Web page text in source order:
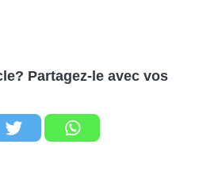
Partagez-le avec vos